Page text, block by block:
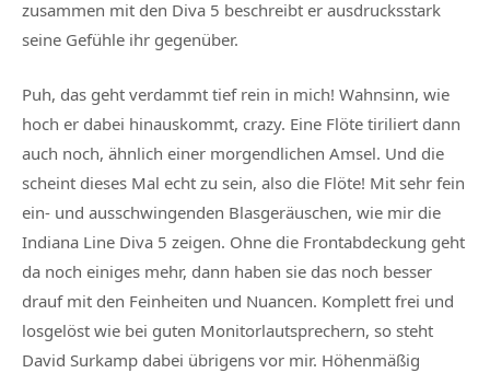
zusammen mit den Diva 5 beschreibt er ausdrucksstark
seine Gefühle ihr gegenüber.
Puh, das geht verdammt tief rein in mich! Wahnsinn, wie
hoch er dabei hinauskommt, crazy. Eine Flöte tiriliert dann
auch noch, ähnlich einer morgendlichen Amsel. Und die
scheint dieses Mal echt zu sein, also die Flöte! Mit sehr fein
ein- und ausschwingenden Blasgeräuschen, wie mir die
Indiana Line Diva 5 zeigen. Ohne die Frontabdeckung geht
da noch einiges mehr, dann haben sie das noch besser
drauf mit den Feinheiten und Nuancen. Komplett frei und
losgelöst wie bei guten Monitorlautsprechern, so steht
David Surkamp dabei übrigens vor mir. Höhenmäßig